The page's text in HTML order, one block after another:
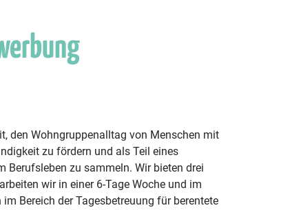
den Wohngruppenalltag von Menschen mit
zu fördern und als Teil eines
Berufsleben zu sammeln. Wir bieten drei
wir in einer 6-Tage Woche und im
Bereich der Tagesbetreuung für berentete